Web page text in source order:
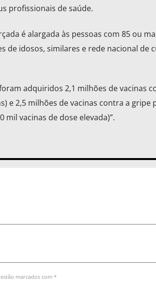
profissionais de saúde.
é alargada às pessoas com 85 ou
de idosos, similares e rede nacional de
adquiridos 2,1 milhões de vacinas
e 2,5 milhões de vacinas contra a gripe
vacinas de dose elevada)”.
marcados com *